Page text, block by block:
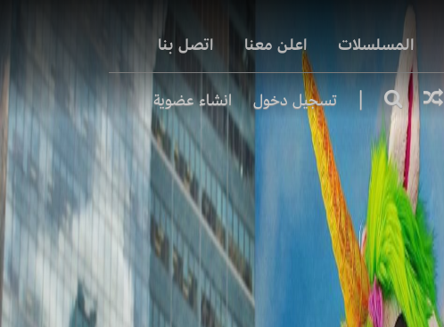
المسلسلات اعلن معنا اتصل بنا
| تسجيل دخول انشاء عضوية